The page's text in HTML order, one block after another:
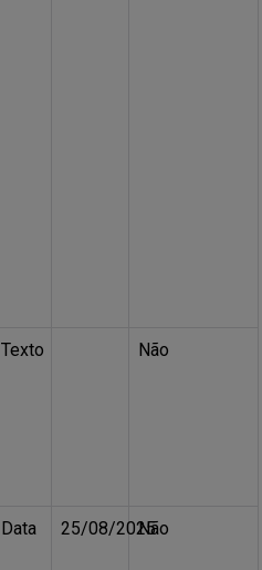
Texto Não
Data 25/08/2025
Não